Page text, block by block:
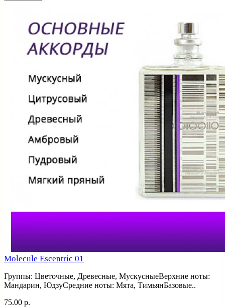
Molecule Escentric 01
Группы: Цветочные, Древесные, МускусныеВерхние ноты:
Мандарин, ЮдзуСредние ноты: Мята, ТимьянБазовые..
75.00 р.